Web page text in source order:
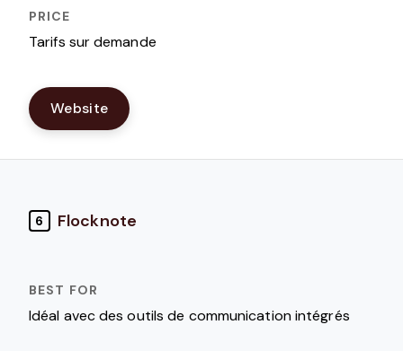
Tarifs sur demande
Website
6 Flocknote
Idéal avec des outils de communication intégrés